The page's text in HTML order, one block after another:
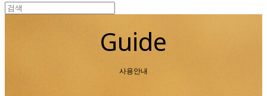
Guide
사용안내